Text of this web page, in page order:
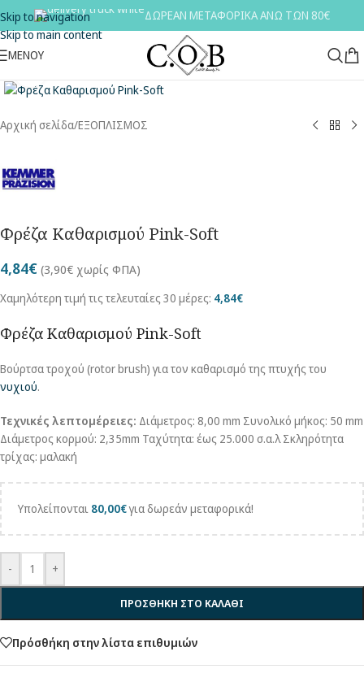
Skip to navigation
Skip to main content
ΔΩΡΕΑΝ ΜΕΤΑΦΟΡΙΚΑ ΑΝΩ ΤΩΝ 80€
ΜΕΝΟΥ
Αρχική σελίδα/ΕΞΟΠΛΙΣΜΟΣ
Φρέζα Καθαρισμού Pink-Soft
4,84€ (3,90€ χωρίς ΦΠΑ)
Χαμηλότερη τιμή τις τελευταίες 30 μέρες: 4,84€
Φρέζα Καθαρισμού Pink-Soft
Βούρτσα τροχού (rotor brush) για τον καθαρισμό της πτυχής του
νυχιού.
Τεχνικές λεπτομέρειες: Διάμετρος: 8,00 mm Συνολικό μήκος: 50 mm
Διάμετρος κορμού: 2,35mm Ταχύτητα: έως 25.000 σ.α.λ Σκληρότητα
τρίχας: μαλακή
Υπολείπονται 80,00€για δωρεάν μεταφορικά!
- +
ΠΡΟΣΘΗΚΗ ΣΤΟ ΚΑΛΑΘΙ
Πρόσθήκη στην λίστα επιθυμιών